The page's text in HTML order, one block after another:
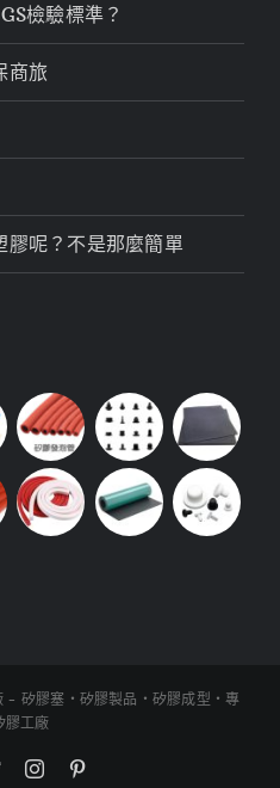
檢驗標準？
商旅
膠呢？不是那麼簡單
矽膠塞・矽膠製品・矽膠成型・專
膠工廠
TwitterInstagram